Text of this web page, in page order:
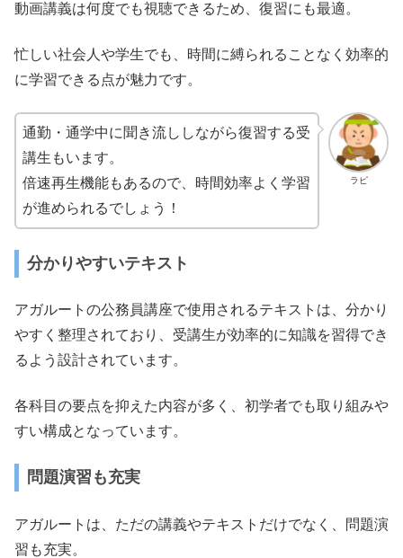
動画講義は何度でも視聴できるため、復習にも最適。
忙しい社会人や学生でも、時間に縛られることなく効率的
に学習できる点が魅力です。
ラピ
通勤・通学中に聞き流ししながら復習する受
講生もいます。
倍速再生機能もあるので、時間効率よく学習
が進められるでしょう！
分かりやすいテキスト
アガルートの公務員講座で使用されるテキストは、分かり
やすく整理されており、受講生が効率的に知識を習得でき
るよう設計されています。
各科目の要点を抑えた内容が多く、初学者でも取り組みや
すい構成となっています。
問題演習も充実
アガルートは、ただの講義やテキストだけでなく、問題演
習も充実。